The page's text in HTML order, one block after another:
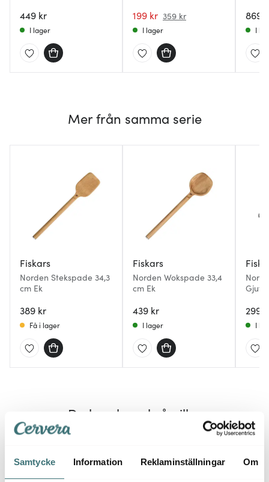
Samtycke Information Reklaminställningar Om
449 kr
I lager
199 kr 359 kr
I lager
869
I
Mer från samma serie
Fiskars
Norden Stekspade 34,3
cm Ek
389 kr
Få i lager
Fiskars
Norden Wokspade 33,4
cm Ek
439 kr
I lager I
Du kanske också gillar